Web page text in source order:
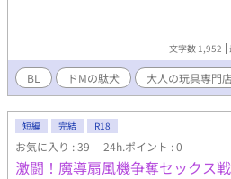
文字数 1,952
BL ドMの駄犬 大人の玩具専門
短編 完結 R18
お気に入り : 39 24h.ポイント : 0
激闘！魔導扇風機争奪セックス戦